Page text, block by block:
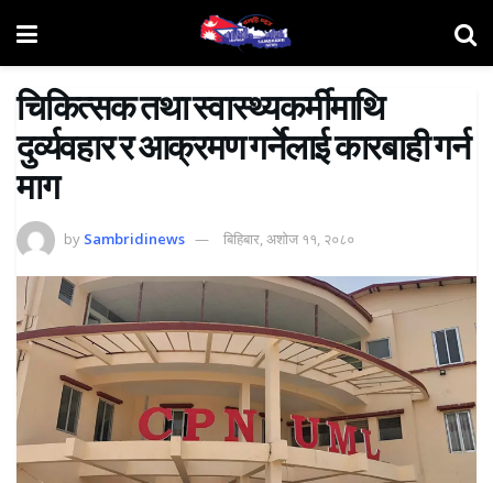
चिकित्सक तथा स्वास्थ्यकर्मीमाथि
दुर्व्यवहार र आक्रमण गर्नेलाई कारबाही गर्न
माग
by Sambridinews बिहिबार, अशोज ११, २०८०